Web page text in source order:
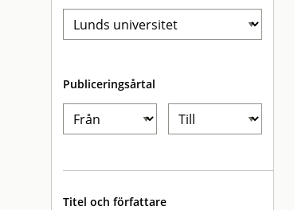
Publiceringsårtal
Titel och författare